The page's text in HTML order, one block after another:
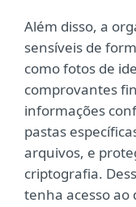
Além disso, a
sensíveis de
como fotos de
comprovantes
informações
pastas
arquivos, e
criptografia.
tenha acesso